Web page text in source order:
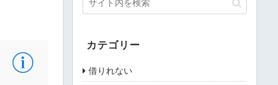
カテゴリー
借りれない